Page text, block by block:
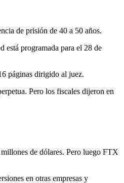
de prisión de 40 a 50 años.
está programada para el 28 de
páginas dirigido al juez.
Pero los fiscales dijeron en
de dólares. Pero luego FTX
en otras empresas y